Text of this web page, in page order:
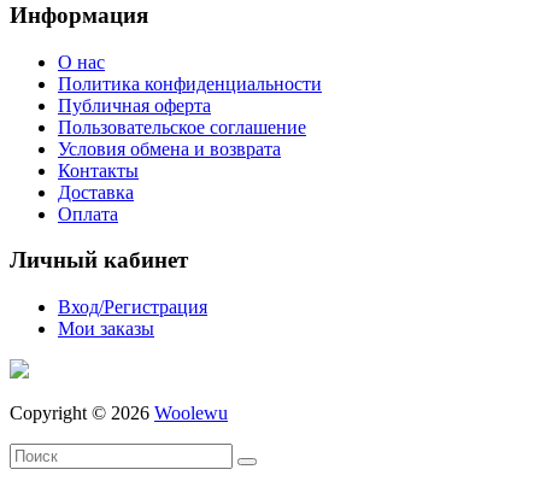
Информация
О нас
Политика конфиденциальности
Публичная оферта
Пользовательское соглашение
Условия обмена и возврата
Контакты
Доставка
Оплата
Личный кабинет
Вход/Регистрация
Мои заказы
Copyright © 2026 Woolewu